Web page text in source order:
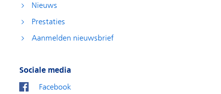
Nieuws
Prestaties
Aanmelden nieuwsbrief
Sociale media
Facebook